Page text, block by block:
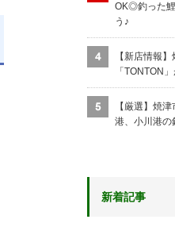
OK◎釣った
う♪
【新店情報
「TONTON
【厳選】焼
港、小川港の
新着記事